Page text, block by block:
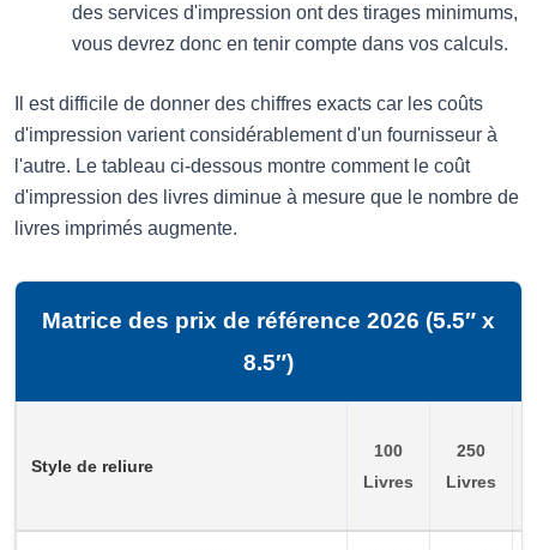
des services d'impression ont des tirages minimums,
vous devrez donc en tenir compte dans vos calculs.
Il est difficile de donner des chiffres exacts car les coûts
d'impression varient considérablement d'un fournisseur à
l'autre. Le tableau ci-dessous montre comment le coût
d'impression des livres diminue à mesure que le nombre de
livres imprimés augmente.
Matrice des prix de référence 2026 (5.5″ x
8.5″)
Style de reliure
100
Livres
250
Livres